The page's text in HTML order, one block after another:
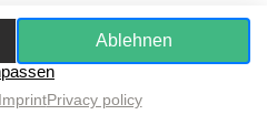
Ablehnen
Privacy policy